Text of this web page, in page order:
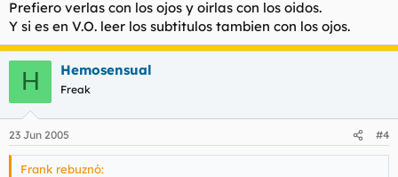
Prefiero verlas con los ojos y oirlas con los oidos.
Y si es en V.O. leer los subtitulos tambien con los ojos.
H Hemosensual
Freak
23 Jun 2005 #4
Frank rebuznó: